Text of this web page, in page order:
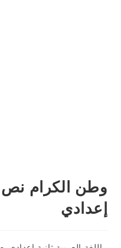
وطن الكرام نص
إعدادي
Post